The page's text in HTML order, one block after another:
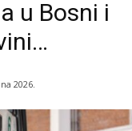
u Bosni i
2026.